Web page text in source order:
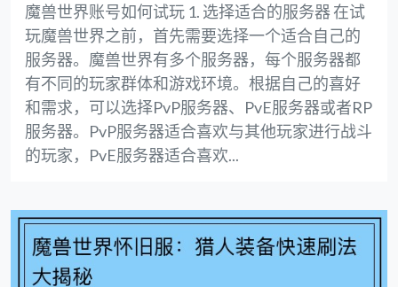
魔兽世界账号如何试玩 1. 选择适合的服务器 在试
玩魔兽世界之前，首先需要选择一个适合自己的
服务器。魔兽世界有多个服务器，每个服务器都
有不同的玩家群体和游戏环境。根据自己的喜好
和需求，可以选择PvP服务器、PvE服务器或者RP
服务器。PvP服务器适合喜欢与其他玩家进行战斗
的玩家，PvE服务器适合喜欢...